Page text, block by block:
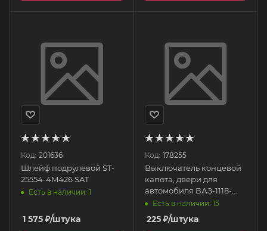
Код: 201636
Шлейф подрулевой ST-
25554-4M426 SAT
Есть в наличии: 1
1 575 ₽/штука
Код: 178255
Выключатель концевой
капота, двери для
автомобиля ВАЗ-1118-
2170 в сб.с проводом и
колодкой 12в 79.3710СБК
АВТОЭЛЕКТРИКА
Есть в наличии: 15
225₽/штука